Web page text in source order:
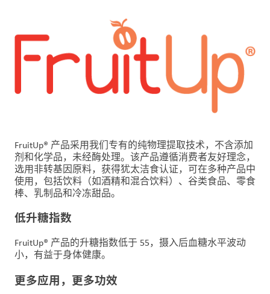
展
联
我
户
登
录
采
购
投
者
FruitUp® 产品采用我们专有的纯物理提取技术，不含添加
剂和化学品，未经酶处理。该产品遵循消费者友好理念，
选用非转基因原料，获得犹太洁食认证，可在多种产品中
使用，包括饮料（如酒精和混合饮料）、谷类食品、零食
棒、乳制品和冷冻甜品。
低升糖指数
FruitUp® 产品的升糖指数低于 55，摄入后血糖水平波动
小，有益于身体健康。
更多应用，更多功效